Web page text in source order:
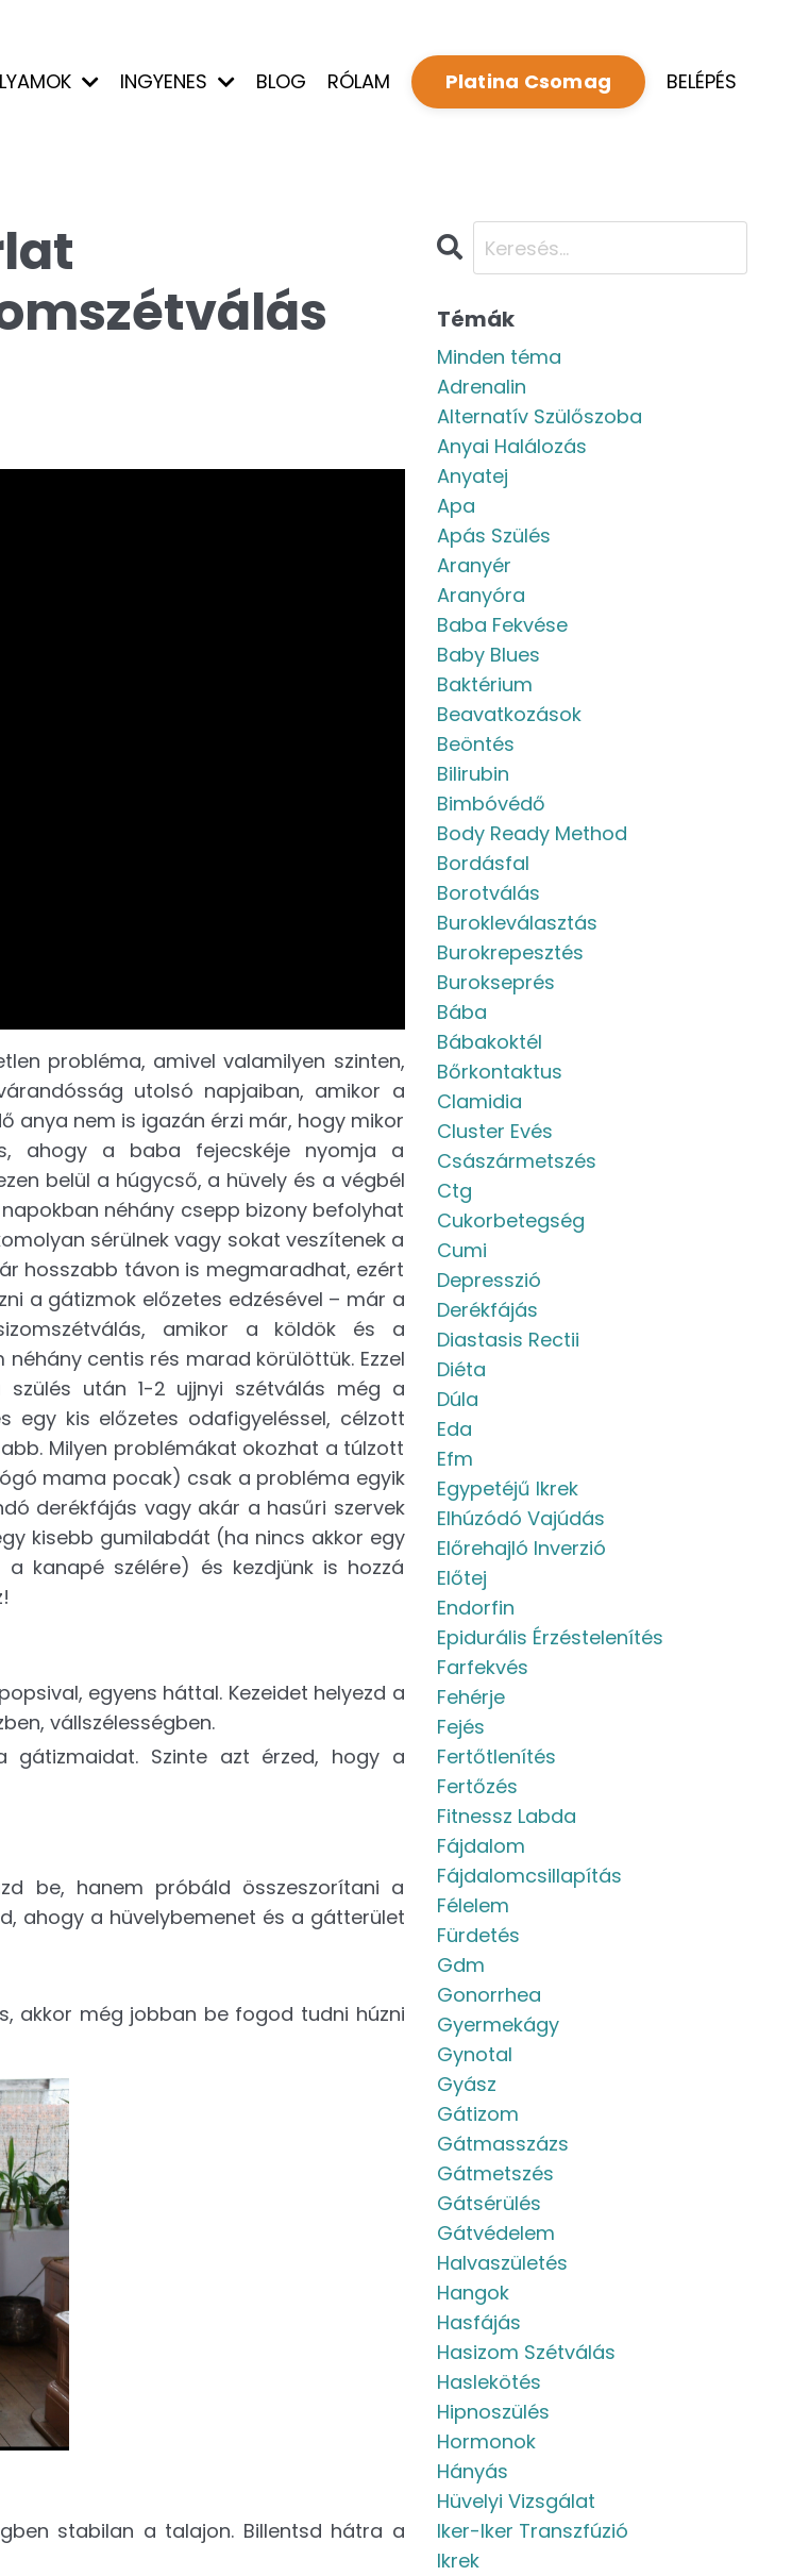
INGYENES BLOG RÓLAM Platina Csomag BELÉPÉS
probléma, amivel valamilyen szinten,
utolsó napjaiban, amikor a
anya nem is igazán érzi már, hogy mikor
ahogy a baba fejecskéje nyomja a
belül a húgycső, a hüvely és a végbél
néhány csepp bizony befolyhat
sérülnek vagy sokat veszítenek a
hosszabb távon is megmaradhat, ezért
a gátizmok előzetes edzésével – már a
amikor a köldök és a
centis rés marad körülöttük. Ezzel
után 1-2 ujjnyi szétválás még a
egy kis előzetes odafigyeléssel, célzott
Milyen problémákat okozhat a túlzott
mama pocak) csak a probléma egyik
derékfájás vagy akár a hasűri szervek
kisebb gumilabdát (ha nincs akkor egy
kanapé szélére) és kezdjünk is hozzá
egyens háttal. Kezeidet helyezd a
vállszélességben.
gátizmaidat. Szinte azt érzed, hogy a
be, hanem próbáld összeszorítani a
ahogy a hüvelybemenet és a gátterület
akkor még jobban be fogod tudni húzni
stabilan a talajon. Billentsd hátra a
Témák
Minden téma
Adrenalin
Alternatív Szülőszoba
Anyai Halálozás
Anyatej
Apa
Apás Szülés
Aranyér
Aranyóra
Baba Fekvése
Baby Blues
Baktérium
Beavatkozások
Beöntés
Bilirubin
Bimbóvédő
Body Ready Method
Bordásfal
Borotválás
Burokleválasztás
Burokrepesztés
Burokseprés
Bába
Bábakoktél
Bőrkontaktus
Clamidia
Cluster Evés
Császármetszés
Ctg
Cukorbetegség
Cumi
Depresszió
Derékfájás
Diastasis Rectii
Diéta
Dúla
Eda
Efm
Egypetéjű Ikrek
Elhúzódó Vajúdás
Előrehajló Inverzió
Előtej
Endorfin
Epidurális Érzéstelenítés
Farfekvés
Fehérje
Fejés
Fertőtlenítés
Fertőzés
Fitnessz Labda
Fájdalom
Fájdalomcsillapítás
Félelem
Fürdetés
Gdm
Gonorrhea
Gyermekágy
Gynotal
Gyász
Gátizom
Gátmasszázs
Gátmetszés
Gátsérülés
Gátvédelem
Halvaszületés
Hangok
Hasfájás
Hasizom Szétválás
Haslekötés
Hipnoszülés
Hormonok
Hányás
Hüvelyi Vizsgálat
Iker-Iker Transzfúzió
Ikrek